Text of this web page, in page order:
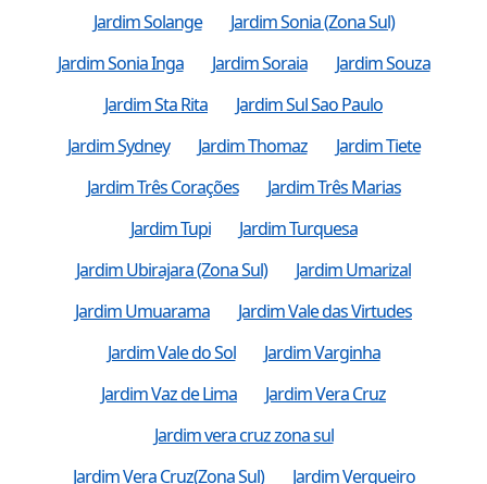
Jardim Solange
Jardim Sonia (Zona Sul)
Jardim Sonia Inga
Jardim Soraia
Jardim Souza
Jardim Sta Rita
Jardim Sul Sao Paulo
Jardim Sydney
Jardim Thomaz
Jardim Tiete
Jardim Três Corações
Jardim Três Marias
Jardim Tupi
Jardim Turquesa
Jardim Ubirajara (Zona Sul)
Jardim Umarizal
Jardim Umuarama
Jardim Vale das Virtudes
Jardim Vale do Sol
Jardim Varginha
Jardim Vaz de Lima
Jardim Vera Cruz
Jardim vera cruz zona sul
Jardim Vera Cruz(Zona Sul)
Jardim Vergueiro